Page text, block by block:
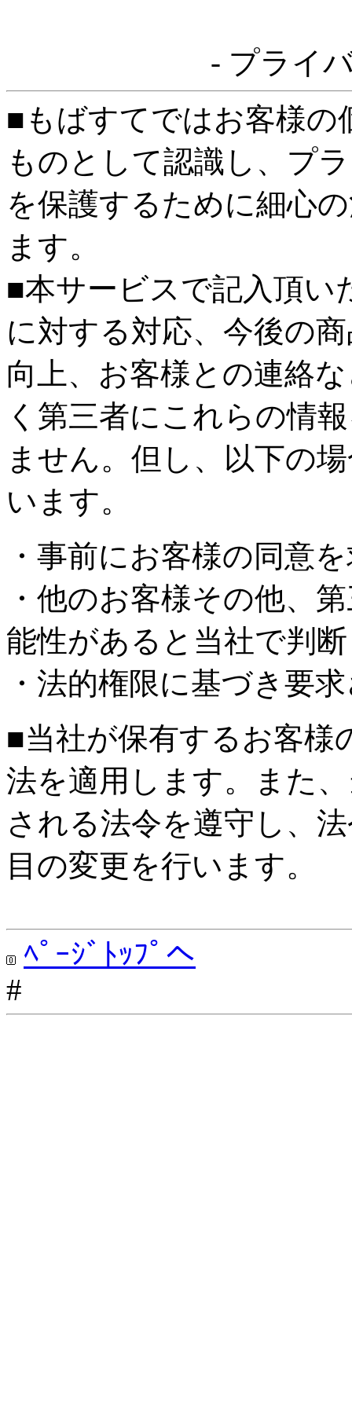
- プライ
■もばすてではお客様の
ものとして認識し、プ
を保護するために細心
ます。
■本サービスで記入頂い
に対する対応、今後の
向上、お客様との連絡
く第三者にこれらの情
ません。但し、以下の
います。
・事前にお客様の同意
・他のお客様その他、
能性があると当社で判
・法的権限に基づき要
■当社が保有するお客様
法を適用します。また
される法令を遵守し、
目の変更を行います。
ﾍﾟｰｼﾞﾄｯﾌﾟへ
#